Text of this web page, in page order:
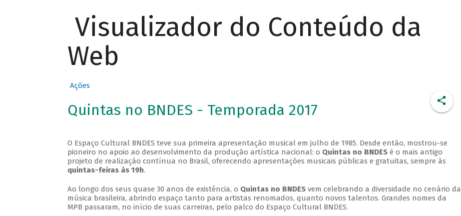
Visualizador do Conteúdo da
Web
Ações
Quintas no BNDES - Temporada 2017
O Espaço Cultural BNDES teve sua primeira apresentação musical em julho de 1985. Desde então, mostrou-se
pioneiro no apoio ao desenvolvimento da produção artística nacional: o Quintas no BNDESé o mais antigo
projeto de realização contínua no Brasil, oferecendo apresentações musicais públicas e gratuitas, sempre às
quintas-feiras às 19h.
Ao longo dos seus quase 30 anos de existência, o Quintas no BNDESvem celebrando a diversidade no cenário da
música brasileira, abrindo espaço tanto para artistas renomados, quanto novos talentos. Grandes nomes da
MPB passaram, no início de suas carreiras, pelo palco do Espaço Cultural BNDES.